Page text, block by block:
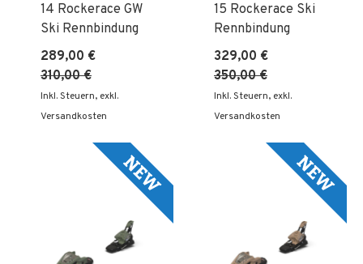
14 Rockerace GW
Ski Rennbindung
289,00 €
310,00 €
Inkl. Steuern, exkl.
Versandkosten
15 Rockerace Ski
Rennbindung
329,00 €
350,00 €
Inkl. Steuern, exkl.
Versandkosten